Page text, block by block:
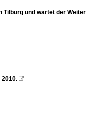
Tilburg und wartet der
2010. 